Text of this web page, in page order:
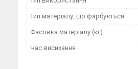
Тип матеріалу, що фарбується
Фасовка матеріалу (кг)
Час висихання